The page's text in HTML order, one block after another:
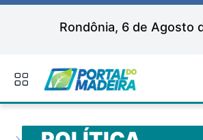
Rondônia, 6 de Agosto